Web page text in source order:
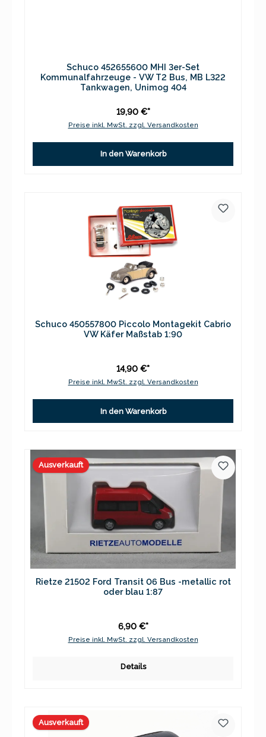
Schuco 452655600 MHI 3er-Set
Kommunalfahrzeuge - VW T2 Bus, MB L322
Tankwagen, Unimog 404
19,90 €*
Preise inkl. MwSt. zzgl. Versandkosten
In den Warenkorb
Schuco 450557800 Piccolo Montagekit Cabrio
VW Käfer Maßstab 1:90
14,90 €*
Preise inkl. MwSt. zzgl. Versandkosten
In den Warenkorb
Ausverkauft
Rietze 21502 Ford Transit 06 Bus -metallic rot
oder blau 1:87
6,90 €*
Preise inkl. MwSt. zzgl. Versandkosten
Details
Ausverkauft